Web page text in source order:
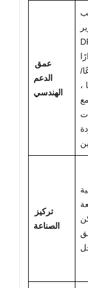
عمق
الدعم
الهندسي
،
مع
تركيز
الصناعة